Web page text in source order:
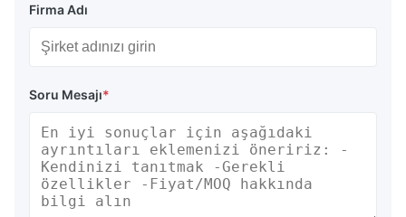
Firma Adı
Soru Mesajı*